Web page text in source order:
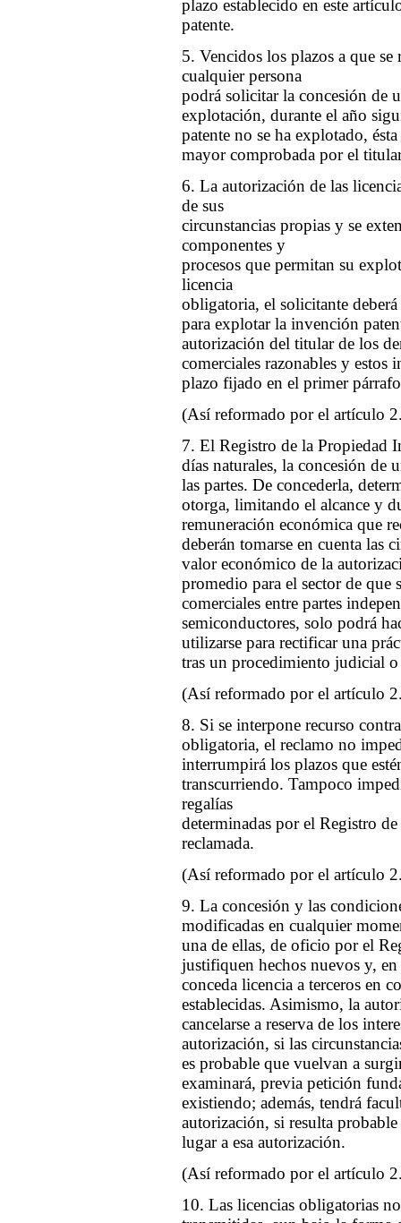
plazo establecido en este
patente.
5. Vencidos los plazos a que
cualquier persona
podrá solicitar la concesión de
explotación, durante el año
patente no se ha explotado,
mayor comprobada por el
6. La autorización de las
de sus
circunstancias propias y se
componentes y
procesos que permitan su
licencia
obligatoria, el solicitante
para explotar la invención
autorización del titular de los
comerciales razonables y estos
plazo fijado en el primer
(Así reformado por el artículo
7. El Registro de la Propiedad
días naturales, la concesión de
las partes. De concederla,
otorga, limitando el alcance y
remuneración económica que
deberán tomarse en cuenta las
valor económico de la
promedio para el sector de que
comerciales entre partes
semiconductores, solo podrá
utilizarse para rectificar una
tras un procedimiento judicial
(Así reformado por el artículo
8. Si se interpone recurso
obligatoria, el reclamo no
interrumpirá los plazos que
transcurriendo. Tampoco
regalías
determinadas por el Registro
reclamada.
(Así reformado por el artículo
9. La concesión y las
modificadas en cualquier
una de ellas, de oficio por el
justifiquen hechos nuevos y,
conceda licencia a terceros en
establecidas. Asimismo, la
cancelarse a reserva de los
autorización, si las
es probable que vuelvan a
examinará, previa petición
existiendo; además, tendrá
autorización, si resulta
lugar a esa autorización.
(Así reformado por el artículo
10. Las licencias obligatorias